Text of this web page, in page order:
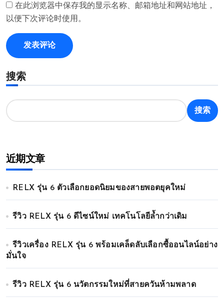
在此浏览器中保存我的显示名称、邮箱地址和网站地址，
以便下次评论时使用。
搜索
搜索
近期文章
RELX รุ่น 6 ตัวเลือกยอดนิยมของสายพอตยุคใหม่
รีวิว RELX รุ่น 6 ดีไซน์ใหม่ เทคโนโลยีล้ำกว่าเดิม
รีวิวเครื่อง RELX รุ่น 6 พร้อมเคล็ดลับเลือกซื้ออนไลน์อย่าง
มั่นใจ
รีวิว RELX รุ่น 6 นวัตกรรมใหม่ที่สายควันห้ามพลาด